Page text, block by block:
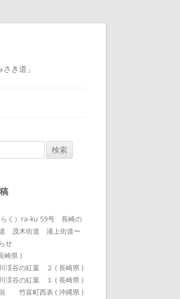
き道」
らく）ra-ku 59号 長崎の
茂木街道 浦上街道ー
せ
崎県 )
渓谷の紅葉 ２ ( 長崎県 )
渓谷の紅葉 １ ( 長崎県 )
竹富町西表 ( 沖縄県 )